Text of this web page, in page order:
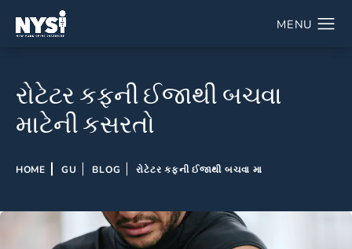
રોટેટર કફની ઈજાથી બચવા
માટેની કસરતો
HOME GU BLOG રોટેટર કફની ઈજાથી બચવા મા